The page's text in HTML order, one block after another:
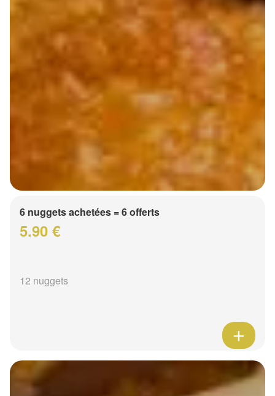
6 nuggets achetées = 6 offerts
5.90 €
12 nuggets